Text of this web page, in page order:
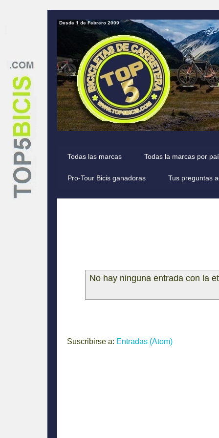
Todas las marcas Todas la marcas por
Pro-Tour Bicis ganadoras Tus preguntas
No hay ninguna entrada con la
Suscribirse a: Entradas (Atom)